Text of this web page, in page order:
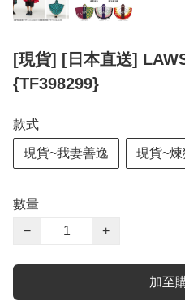
[現貨] [日本直送]
{TF398299}
款式
現貨~我妻善逸 現貨~
數量
−
+
加至